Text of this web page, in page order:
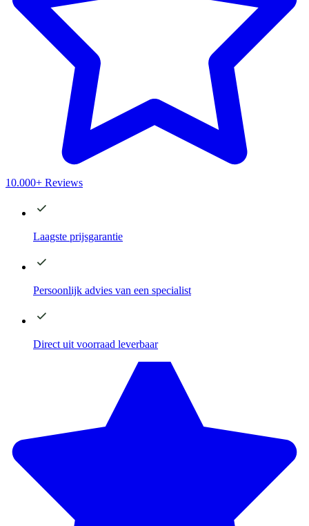
10.000+ Reviews
Laagste prijsgarantie
Persoonlijk advies van een specialist
Direct uit voorraad leverbaar